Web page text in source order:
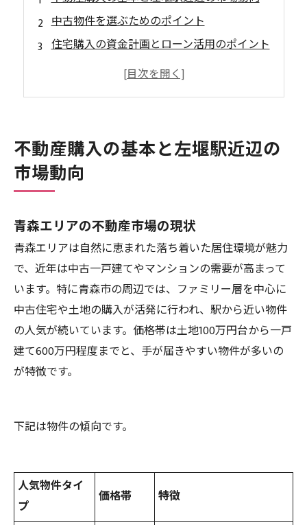
中古物件を選ぶためのポイント
住宅購入の資金計画とローン活用のポイント
不動産会社選びとサービス比較
左堰駅エリアで不動産購入が選ばれる理由
左堰駅エリアについて
会社概要
対応地域
不動産購入の基本と左堰駅近辺の
市場動向
青森エリアの不動産市場の現状
青森エリアは自然に恵まれた落ち着いた居住環境が魅力
で、近年は中古一戸建てやマンションの需要が高まって
います。特に青森市の周辺では、ファミリー層を中心に
中古住宅や土地の購入が活発に行われ、駅から近い物件
の人気が続いています。価格帯は土地100万円台から一戸
建て600万円程度までと、手が届きやすい物件が多いの
が特徴です。
下記は物件の傾向です。
人気物件タイ
プ
価格帯 特徴